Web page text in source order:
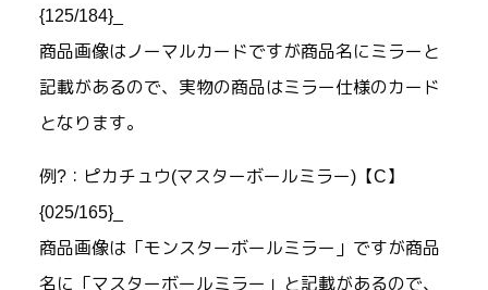
{125/184}_
商品画像はノーマルカードですが商品名にミラーと
記載があるので、実物の商品はミラー仕様のカード
となります。
例?：ピカチュウ(マスターボールミラー)【C】
{025/165}_
商品画像は「モンスターボールミラー」ですが商品
名に「マスターボールミラー」と記載があるので、